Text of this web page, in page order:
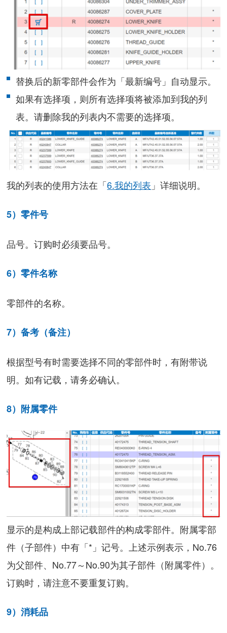
替换后的新零部件会作为「最新编号」自动显示。
如果有选择项，则所有选择项将被添加到我的列
表。请删除我的列表内不需要的选择项。
我的列表的使用方法在「6.我的列表 」详细说明。
5）零件号
品号。订购时必须要品号。
6）零件名称
零部件的名称。
7）备考（备注）
根据型号有时需要选择不同的零部件时，有附带说
明。如有记载，请务必确认。
8）附属零件
显示的是构成上部记载部件的构成零部件。附属零部
件（子部件）中有「*」记号。上述示例表示，No.76
为父部件、No.77～No.90为其子部件（附属零件）。
订购时，请注意不要重复订购。
9）消耗品